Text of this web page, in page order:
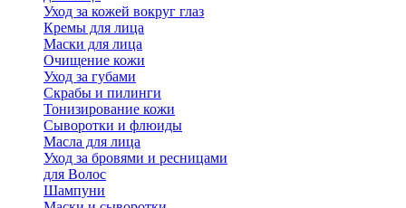
Уход за кожей вокруг глаз
Кремы для лица
Маски для лица
Очищение кожи
Уход за губами
Скрабы и пилинги
Тонизирование кожи
Сыворотки и флюиды
Масла для лица
Уход за бровями и ресницами
для Волос
Шампуни